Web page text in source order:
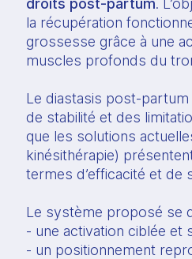
droits post-partum.
la récupération
grossesse grâce à une
muscles profonds du
Le diastasis post-
de stabilité et des
que les solutions
kinésithérapie)
termes d’efficacité et de
Le système proposé se
- une activation ciblée et
- un positionnement